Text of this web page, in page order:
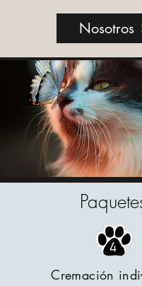
Nosotros
Cremación